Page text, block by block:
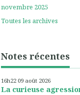
novembre 2025
Toutes les archives
Notes récentes
16h22 09 août 2026
La curieuse